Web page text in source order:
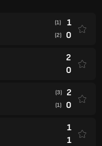
(1) 1
(2) 0
2
0
(3) 2
(1) 0
1
1